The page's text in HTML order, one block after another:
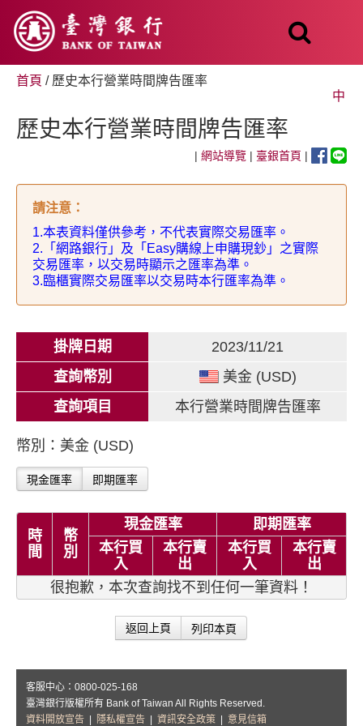
跳
至
主
要
內
容
中
首頁 / 歷史本行營業時間牌告匯率
歷史本行營業時間牌告匯率
| 網站導覽 | 臺銀首頁 |
請注意 ：
1.本表資料僅供參考，不代表實際交易匯率。
2. 「網路銀行」及「 Easy購線上申購現鈔」之實際
交易匯率，以交易時顯示之匯率為準。
3.臨櫃實際交易匯率以交易時本行匯率為準。
掛牌日期
2023/11/21
查詢幣別
美金 (USD)
查詢項目
本行營業時間牌告匯率
幣別：美金 (USD)
現金匯率 即期匯率
時
間
幣
別
現金匯率
即期匯率
本行買
入
本行賣
出
本行買
入
本行賣
出
很抱歉，本次查詢找不到任何一筆資料！
返回上頁 列印本頁
客服中心：0800-025-168
臺灣銀行版權所有 Bank of Taiwan All Rights Reserved.
資料開放宣告
隱私權宣告 資訊安全政策 意見信箱